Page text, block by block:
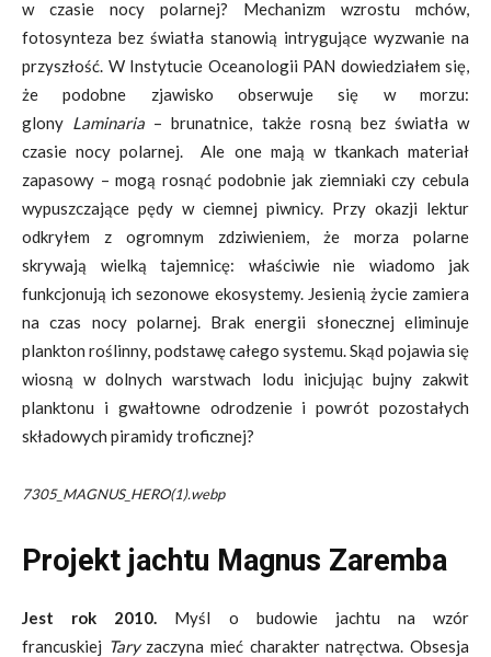
w czasie nocy polarnej? Mechanizm wzrostu mchów,
fotosynteza bez światła stanowią intrygujące wyzwanie na
przyszłość. W Instytucie Oceanologii PAN dowiedziałem się,
że podobne zjawisko obserwuje się w morzu:
glony Laminaria – brunatnice, także rosną bez światła w
czasie nocy polarnej. Ale one mają w tkankach materiał
zapasowy – mogą rosnąć podobnie jak ziemniaki czy cebula
wypuszczające pędy w ciemnej piwnicy. Przy okazji lektur
odkryłem z ogromnym zdziwieniem, że morza polarne
skrywają wielką tajemnicę: właściwie nie wiadomo jak
funkcjonują ich sezonowe ekosystemy. Jesienią życie zamiera
na czas nocy polarnej. Brak energii słonecznej eliminuje
plankton roślinny, podstawę całego systemu. Skąd pojawia się
wiosną w dolnych warstwach lodu inicjując bujny zakwit
planktonu i gwałtowne odrodzenie i powrót pozostałych
składowych piramidy troficznej?
7305_MAGNUS_HERO(1).webp
Projekt jachtu Magnus Zaremba
Jest rok 2010. Myśl o budowie jachtu na wzór
francuskiej Taryzaczyna mieć charakter natręctwa. Obsesja